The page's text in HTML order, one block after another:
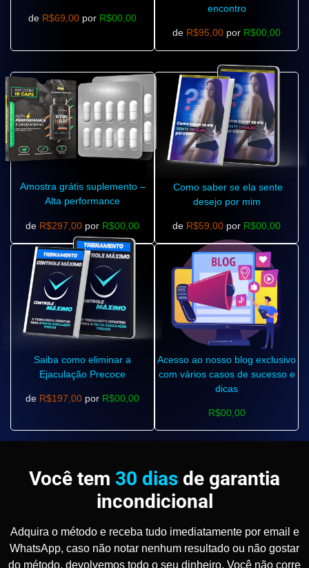
de R$69,00 por R$00,00
encontro
de R$95,00 por R$00,00
Amostra grátis suplemento –
Alta performance
de R$297,00 por R$00,00
Como saber se ela sente
desejo por mim
de R$59,00 por R$00,00
Saiba como eliminar a
Ejaculação Precoce
de R$197,00 por R$00,00
Acesso ao nosso blog exclusivo
com vários casos de sucesso e
dicas
R$00,00
Você tem 30 dias de garantia
incondicional
Adquira o método e receba tudo imediatamente por email e
WhatsApp, caso não notar nenhum resultado ou não gostar
do método, devolvemos todo o seu dinheiro. Você não corre